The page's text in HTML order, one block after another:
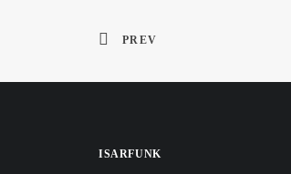
PREV
ISARFUNK